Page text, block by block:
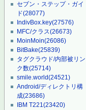
セブン・ステップ・ガイ
ド(28077)
IndivBox.key(27576)
MFC/クラス(26673)
MoinMoin(26086)
BitBake(25839)
タグクラウド/内部被リン
ク数(25714)
smile.world(24521)
Android/ディレクトリ構
成(23686)
IBM T221(23420)